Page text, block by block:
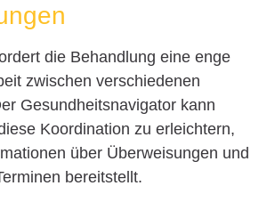
die Behandlung eine enge
zwischen verschiedenen
Gesundheitsnavigator kann
Koordination zu erleichtern,
über Überweisungen und
bereitstellt.